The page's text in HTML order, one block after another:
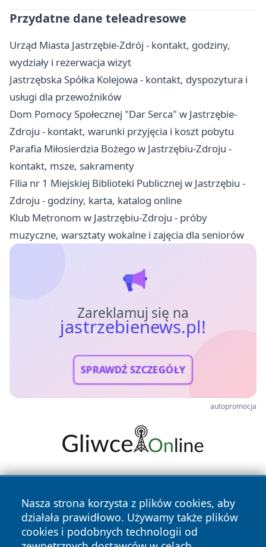
Przydatne dane teleadresowe
Urząd Miasta Jastrzębie-Zdrój - kontakt, godziny,
wydziały i rezerwacja wizyt
Jastrzębska Spółka Kolejowa - kontakt, dyspozytura i
usługi dla przewoźników
Dom Pomocy Społecznej "Dar Serca" w Jastrzębie-
Zdroju - kontakt, warunki przyjęcia i koszt pobytu
Parafia Miłosierdzia Bożego w Jastrzębiu-Zdroju -
kontakt, msze, sakramenty
Filia nr 1 Miejskiej Biblioteki Publicznej w Jastrzębiu -
Zdroju - godziny, karta, katalog online
Klub Metronom w Jastrzębiu-Zdroju - próby
muzyczne, warsztaty wokalne i zajęcia dla seniorów
Zareklamuj się na
jastrzebienews.pl!
SPRAWDŹ SZCZEGÓŁY
autopromocja
Nasza strona korzysta z plików cookies, aby
działała prawidłowo. Używamy także plików
cookies i podobnych technologii od